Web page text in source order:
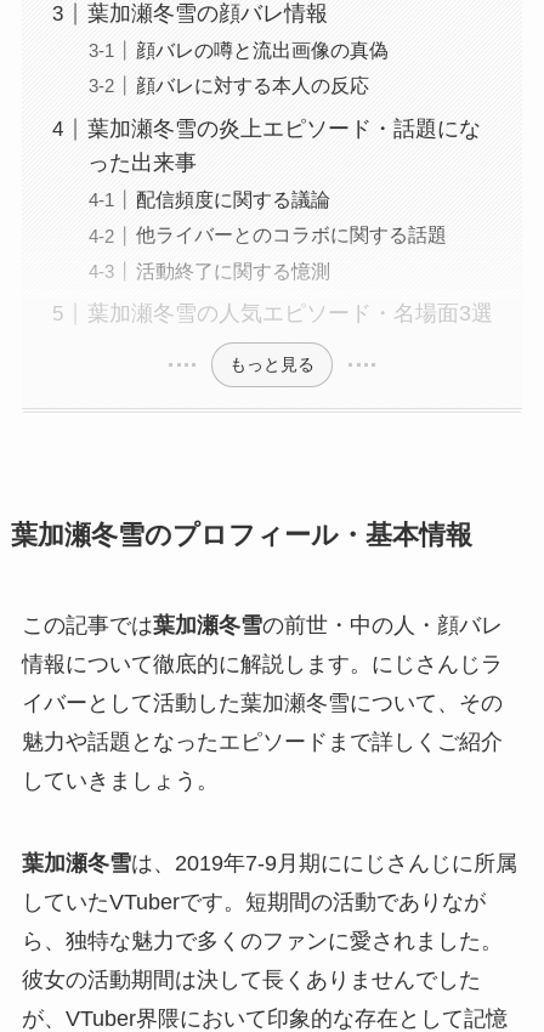
葉加瀬冬雪の顔バレ情報
顔バレの噂と流出画像の真偽
顔バレに対する本人の反応
葉加瀬冬雪の炎上エピソード・話題にな
った出来事
配信頻度に関する議論
他ライバーとのコラボに関する話題
活動終了に関する憶測
葉加瀬冬雪の人気エピソード・名場面3選
もっと見る
葉加瀬冬雪のプロフィール・基本情報
この記事では葉加瀬冬雪の前世・中の人・顔バレ
情報について徹底的に解説します。にじさんじラ
イバーとして活動した葉加瀬冬雪について、その
魅力や話題となったエピソードまで詳しくご紹介
していきましょう。
葉加瀬冬雪は、2019年7-9月期ににじさんじに所属
していたVTuberです。短期間の活動でありなが
ら、独特な魅力で多くのファンに愛されました。
彼女の活動期間は決して長くありませんでした
が、VTuber界隈において印象的な存在として記憶